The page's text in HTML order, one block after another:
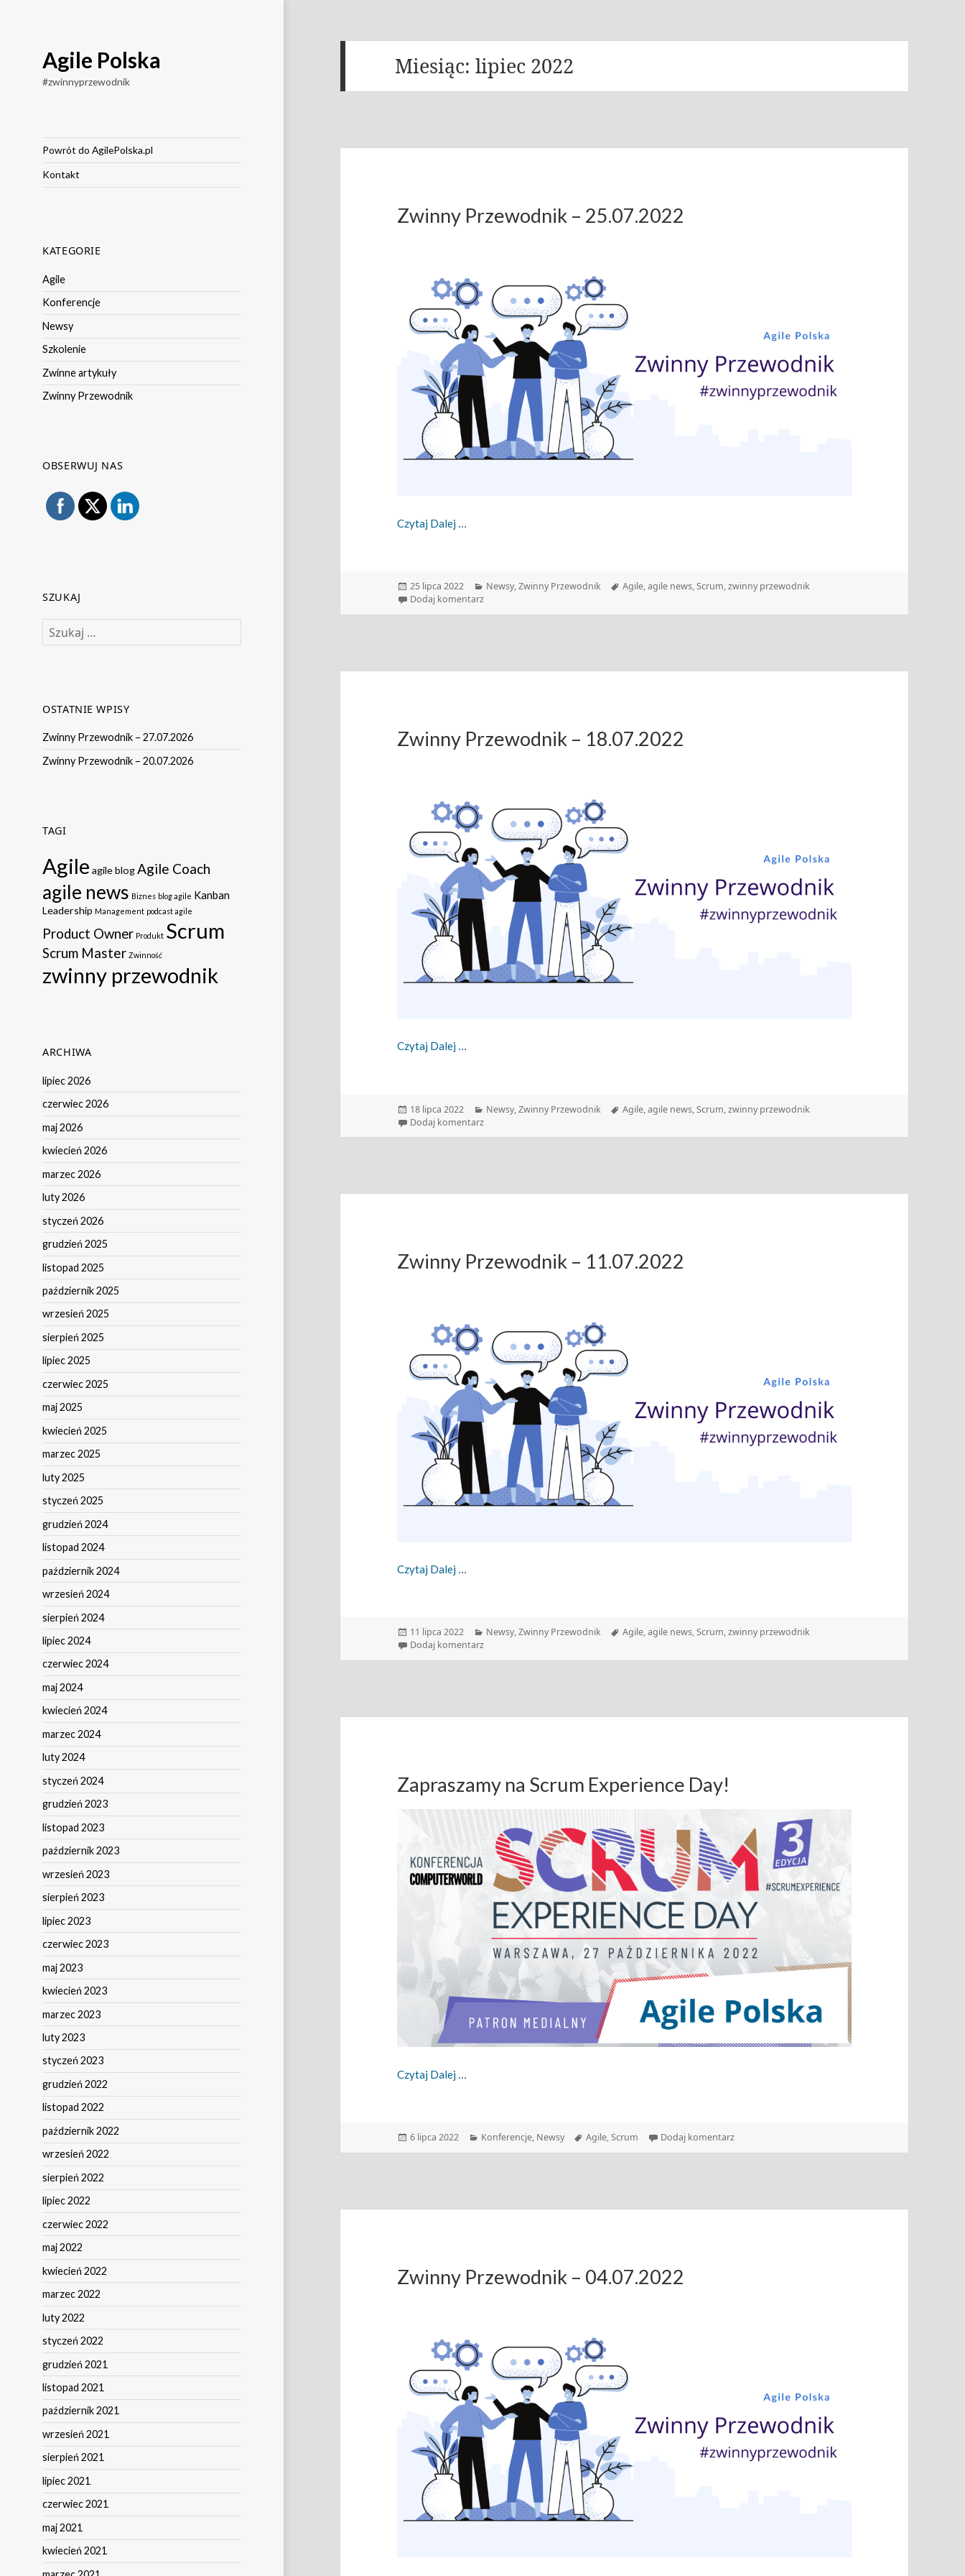
Agile Polska
#zwinnyprzewodnik
Powrót do AgilePolska.pl
Kontakt
KATEGORIE
Agile
Konferencje
Newsy
Szkolenie
Zwinne artykuły
Zwinny Przewodnik
OBSERWUJ NAS
SZUKAJ
OSTATNIE WPISY
Zwinny Przewodnik – 27.07.2026
Zwinny Przewodnik – 20.07.2026
TAGI
Agile agile blogAgile Coach
agile news Biznes blog agile Kanban
Leadership Management podcast agile
Product Owner Produkt Scrum
Scrum Master Zwinność
zwinny przewodnik
ARCHIWA
lipiec 2026
czerwiec 2026
maj 2026
kwiecień 2026
marzec 2026
luty 2026
styczeń 2026
grudzień 2025
listopad 2025
październik 2025
wrzesień 2025
sierpień 2025
lipiec 2025
czerwiec 2025
maj 2025
kwiecień 2025
marzec 2025
luty 2025
styczeń 2025
grudzień 2024
listopad 2024
październik 2024
wrzesień 2024
sierpień 2024
lipiec 2024
czerwiec 2024
maj 2024
kwiecień 2024
marzec 2024
luty 2024
styczeń 2024
grudzień 2023
listopad 2023
październik 2023
wrzesień 2023
sierpień 2023
lipiec 2023
czerwiec 2023
maj 2023
kwiecień 2023
marzec 2023
luty 2023
styczeń 2023
grudzień 2022
listopad 2022
październik 2022
wrzesień 2022
sierpień 2022
lipiec 2022
czerwiec 2022
maj 2022
kwiecień 2022
marzec 2022
luty 2022
styczeń 2022
grudzień 2021
listopad 2021
październik 2021
wrzesień 2021
sierpień 2021
lipiec 2021
czerwiec 2021
maj 2021
kwiecień 2021
Miesiąc:lipiec 2022
Zwinny Przewodnik – 25.07.2022
Czytaj Dalej
Data
publikacji
25 lipca 2022 Kategorie
Newsy,Zwinny Przewodnik Tagi
Agile,agile news,Scrum,zwinny przewodnik
Dodaj komentarzdo Zwinny Przewodnik – 25.07.2022
Zwinny Przewodnik – 18.07.2022
Czytaj Dalej
Data
publikacji
18 lipca 2022 Kategorie
Newsy,Zwinny Przewodnik Tagi
Agile,agile news,Scrum,zwinny przewodnik
Dodaj komentarzdo Zwinny Przewodnik – 18.07.2022
Zwinny Przewodnik – 11.07.2022
Czytaj Dalej
Data
publikacji
11 lipca 2022 Kategorie
Newsy,Zwinny Przewodnik Tagi
Agile,agile news,Scrum,zwinny przewodnik
Dodaj komentarzdo Zwinny Przewodnik – 11.07.2022
Zapraszamy na Scrum Experience Day!
Czytaj Dalej
Data
6 lipca 2022 Kategorie
Konferencje, Newsy Tagi
Agile,Scrum Dodaj komentarzdo Zapraszamy na Scrum Experience Day!
Zwinny Przewodnik – 04.07.2022